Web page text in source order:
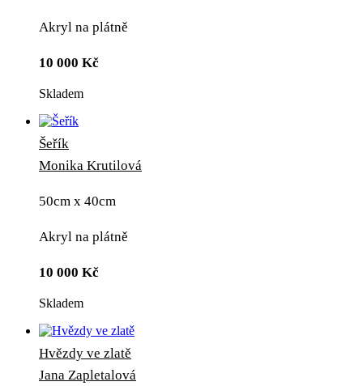
Akryl na plátně
10 000 Kč
Skladem
Šeřík
Monika Krutilová
50cm x 40cm
Akryl na plátně
10 000 Kč
Skladem
Hvězdy ve zlatě
Jana Zapletalová